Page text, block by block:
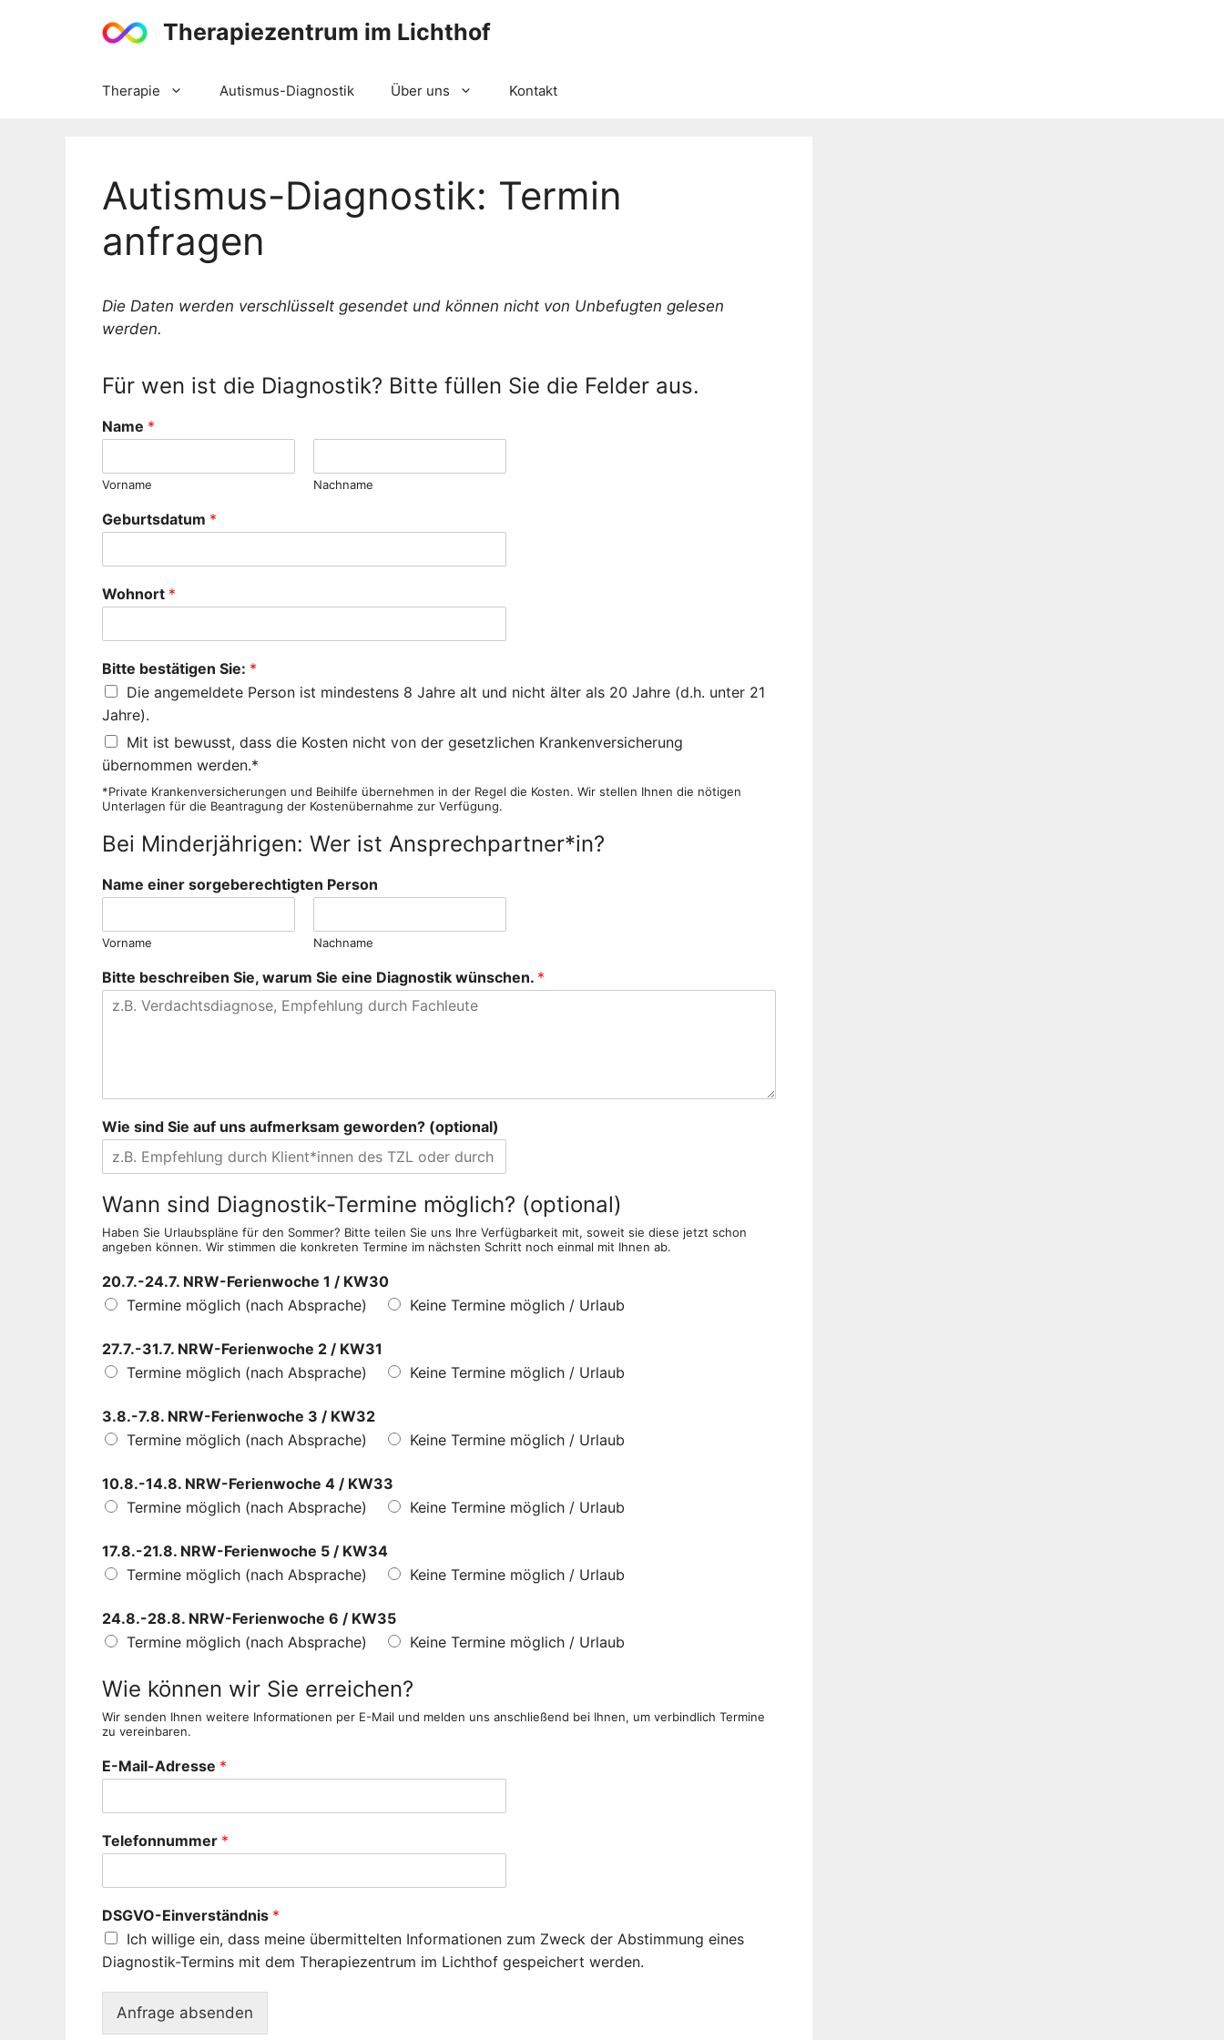
Therapiezentrum im Lichthof
Therapie Autismus-Diagnostik Über uns Kontakt
Autismus-Diagnostik: Termin
anfragen
Die Daten werden verschlüsselt gesendet und können nicht von Unbefugten gelesen
werden.
Für wen ist die Diagnostik? Bitte füllen Sie die Felder aus.
Name *
Vorname Nachname
Geburtsdatum *
Wohnort *
Bitte bestätigen Sie: *
Die angemeldete Person ist mindestens 8 Jahre alt und nicht älter als 20 Jahre (d.h. unter 21
Jahre).
Mit ist bewusst, dass die Kosten nicht von der gesetzlichen Krankenversicherung
übernommen werden.*
*Private Krankenversicherungen und Beihilfe übernehmen in der Regel die Kosten. Wir stellen Ihnen die nötigen
Unterlagen für die Beantragung der Kostenübernahme zur Verfügung.
Bei Minderjährigen: Wer ist Ansprechpartner*in?
*
W
e
a
f
Name einer sorgeberechtigten Person
Vorname Nachname
Bitte beschreiben Sie, warum Sie eine Diagnostik wünschen. *
Wie sind Sie auf uns aufmerksam geworden? (optional)
Wann sind Diagnostik-Termine möglich? (optional)
Haben Sie Urlaubspläne für den Sommer? Bitte teilen Sie uns Ihre Verfügbarkeit mit, soweit sie diese jetzt schon
angeben können. Wir stimmen die konkreten Termine im nächsten Schritt noch einmal mit Ihnen ab.
20.7.-24.7. NRW-Ferienwoche 1 / KW30
Termine möglich (nach Absprache)
Keine Termine möglich / Urlaub
27.7.-31.7. NRW-Ferienwoche 2 / KW31
Termine möglich (nach Absprache)
Keine Termine möglich / Urlaub
3.8.-7.8. NRW-Ferienwoche 3 / KW32
Termine möglich (nach Absprache)
Keine Termine möglich / Urlaub
10.8.-14.8. NRW-Ferienwoche 4 / KW33
Termine möglich (nach Absprache)
Keine Termine möglich / Urlaub
17.8.-21.8. NRW-Ferienwoche 5 / KW34
Termine möglich (nach Absprache)
Keine Termine möglich / Urlaub
24.8.-28.8. NRW-Ferienwoche 6 / KW35
Termine möglich (nach Absprache)
Keine Termine möglich / Urlaub
Wie können wir Sie erreichen?
Wir senden Ihnen weitere Informationen per E-Mail und melden uns anschließend bei Ihnen, um verbindlich Termine
zu vereinbaren.
E-Mail-Adresse *
Telefonnummer *
DSGVO-Einverständnis *
Ich willige ein, dass meine übermittelten Informationen zum Zweck der Abstimmung eines
Diagnostik-Termins mit dem Therapiezentrum im Lichthof gespeichert werden.
Anfrage absenden